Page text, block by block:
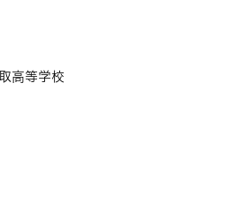
高等学校